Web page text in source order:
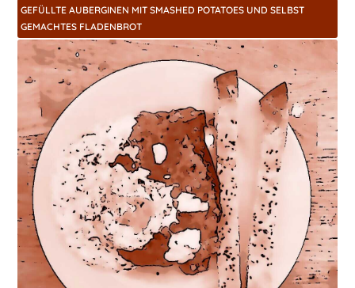
GEFÜLLTE AUBERGINEN MIT SMASHED POTATOES UND SELBST
GEMACHTES FLADENBROT